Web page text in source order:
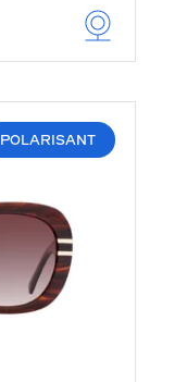
POLARISANT